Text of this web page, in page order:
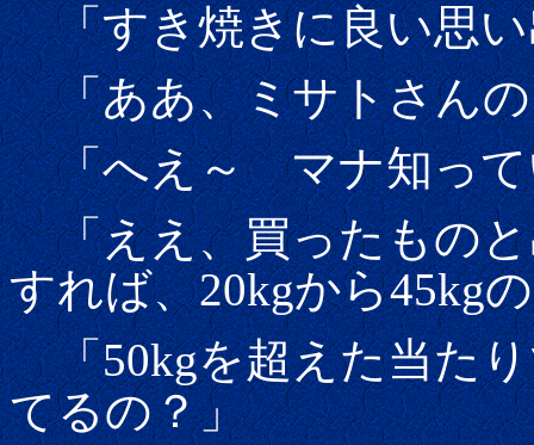
「すき焼きに良い思い
「ああ、ミサトさんの
「へえ～ マナ知って
「ええ、買ったものと
すれば、20kgから45kg
「50kgを超えた当たり
てるの？」